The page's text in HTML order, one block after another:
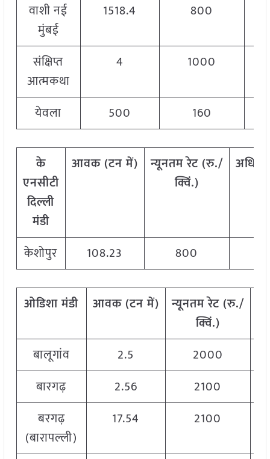
वाशी नई
मुंबई
1518.4 800
संक्षिप्त
आत्मकथा
4 1000
येवला 500 160
के
एनसीटी
दिल्ली
मंडी
आवक(टनमें) न्यूनतमरेट(रु./
क्विं.)
केशोपुर 108.23 800
ओडिशामंडी आवक(टनमें) न्यूनतमरेट(रु./
क्विं.)
बालूगांव 2.5
2000
बारगढ़
2.56
2100
बरगढ़
(बारापल्ली)
17.54 2100